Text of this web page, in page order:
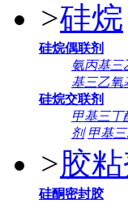
>硅烷
硅烷偶联剂
氨丙基三
基三乙氧
硅烷交联剂
甲基三丁
剂 甲基
>胶粘
硅酮密封胶